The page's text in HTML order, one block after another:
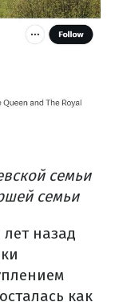
семьи
семьи
назад
как